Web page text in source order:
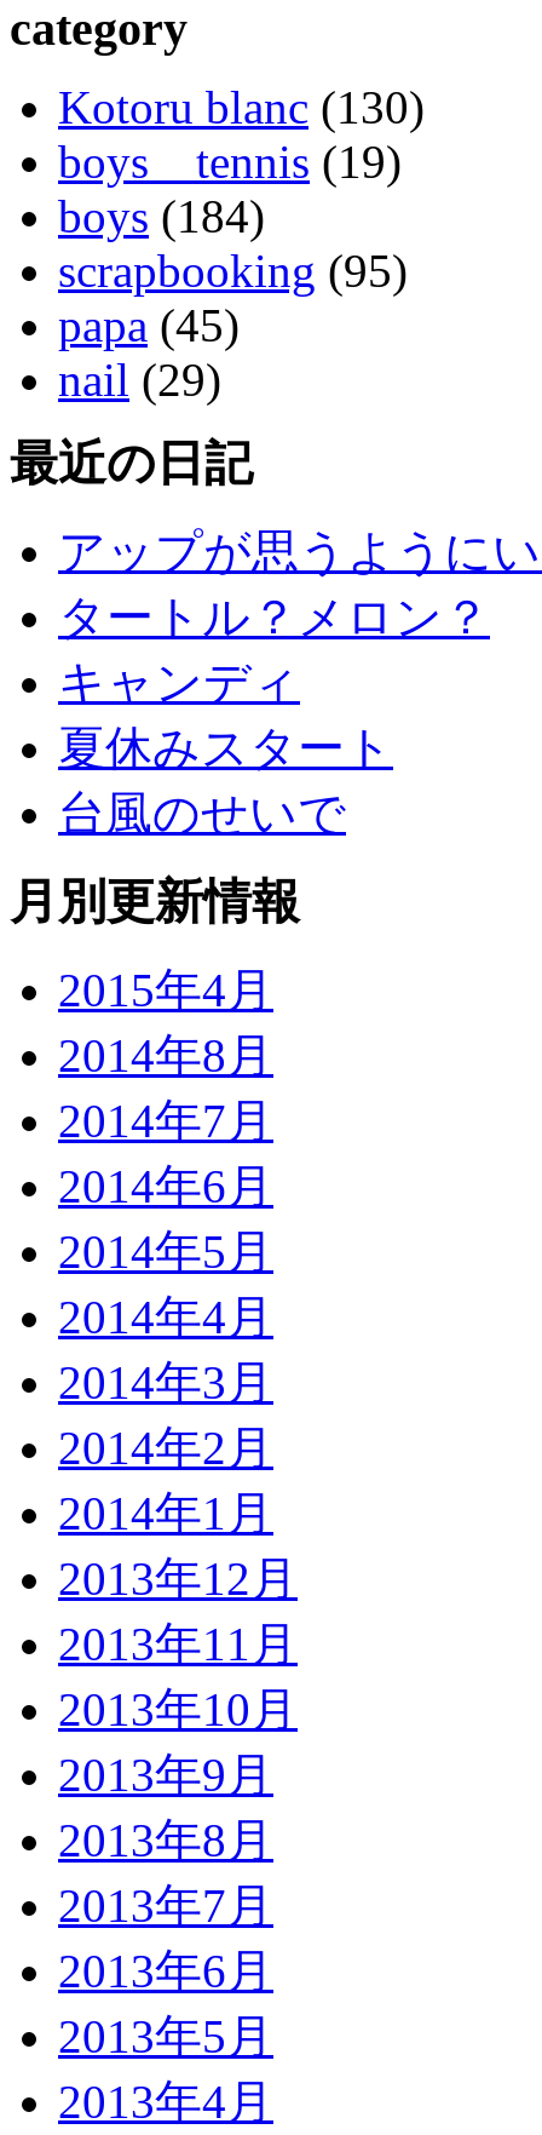
category
Kotoru blanc (130)
boys tennis (19)
boys (184)
scrapbooking (95)
papa (45)
nail (29)
最近の日記
アップが思うように
タートル？メロン？
キャンディ
夏休みスタート
台風のせいで
月別更新情報
2015年4月
2014年8月
2014年7月
2014年6月
2014年5月
2014年4月
2014年3月
2014年2月
2014年1月
2013年12月
2013年11月
2013年10月
2013年9月
2013年8月
2013年7月
2013年6月
2013年5月
2013年4月